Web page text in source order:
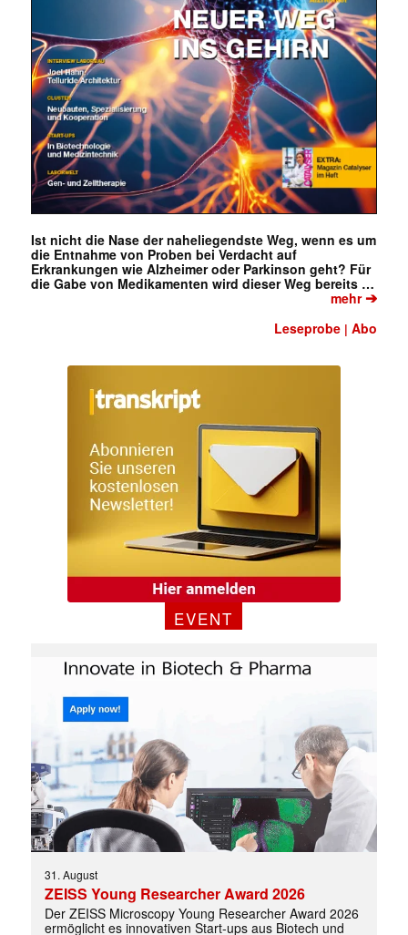
Ist nicht die Nase der naheliegendste Weg, wenn es um
die Entnahme von Proben bei Verdacht auf
Erkrankungen wie Alzheimer oder Parkinson geht? Für
die Gabe von Medikamenten wird dieser Weg bereits …
mehr➔
Leseprobe |Abo
EVENT
31. August
ZEISS Young Researcher Award 2026
Der ZEISS Microscopy Young Researcher Award 2026
ermöglicht es innovativen Start-ups aus Biotech und